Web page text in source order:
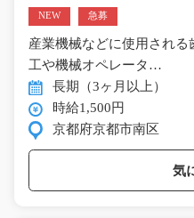
NEW 急募
産業機械などに使用され
工や機械オペレータ…
長期（3ヶ月以上）
時給1,500円
京都府京都市南区
気